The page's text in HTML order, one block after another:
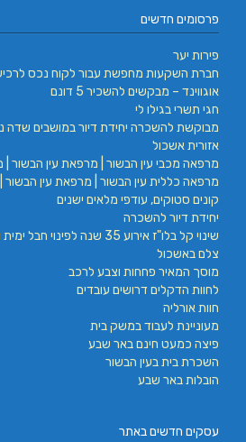
פרסומים חדשים
פירות יער
חברת השקעות מחפשת עבור לקוח נכס
אוגווינד – מבקשים להשכיר 5 דונם
חגי תשרי בגילו לי
מבוקשת להשכרה יחידת דיור במושבים שדה
אזורית אשכול
מרפאה מכבי עין הבשור | מרפאת עין הבשור |
מרפאה כללית עין הבשור | מרפאת עין הבשור
קונים סטוקים, עודפי מלאים ישנים
יחידת דיור להשכרה
שינוי קל בלו"ז אירוע 35 שנה לפינוי חבל ימית וסיני
צלם באשכול
מוסך המאיר פחחות וצבע לרכב
לחוות הדקלים דרושים עובדים
חוות אורליה
מעוניינת לעבוד במשק בית
פיצה כמעט חינם באר שבע
השכרת בית בעין הבשור
הובלות באר שבע
עסקים חדשים באתר